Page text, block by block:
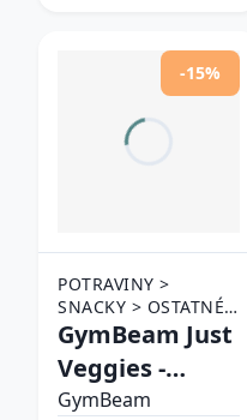
-15%
POTRAVINY >
SNACKY > OSTATNÉ
SNACKY
GymBeam Just
Veggies -
sladké
GymBeam